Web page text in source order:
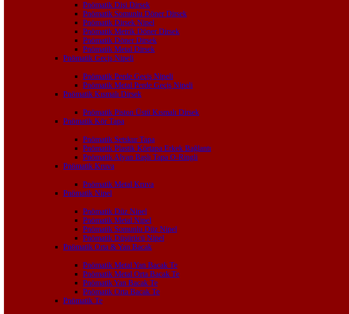
Pnömatik Dişi Dirsek
Pnömatik Somunlu Döner Dirsek
Pnömatik Dirsek Nipel
Pnömatik Metrik Döner Dirsek
Pnömatik Döner Dirsek
Pnömatik Metal Dirsek
Pnömatik Geçiş Nipeli
Pnömatik Perde Geçiş Nipeli
Pnömatik Metal Perde Geçiş Nipeli
Pnömatik Kısmalı Dirsek
Pnömatik Piston Üstü Kısmalı Dirsek
Pnömatik Kör Tapa
Pnömatik Setskur Tapa
Pnömatik Plastik Körtapa Erkek Bağlantı
Pnömatik Alyan Başlı Tapa O-Ringli
Pnömatik Kruva
Pnömatik Metal Kruva
Pnömatik Nipel
Pnömatik Düz Nipel
Pnömatik Metal Nipel
Pnömatik Somunlu Düz Nipel
Pnömatik Düşürücü Nipel
Pnömatik Orta & Yan Bacak
Pnömatik Metal Yan Bacak Te
Pnömatik Metal Orta Bacak Te
Pnömatik Yan Bacak Te
Pnömatik Orta Bacak Te
Pnömatik Te